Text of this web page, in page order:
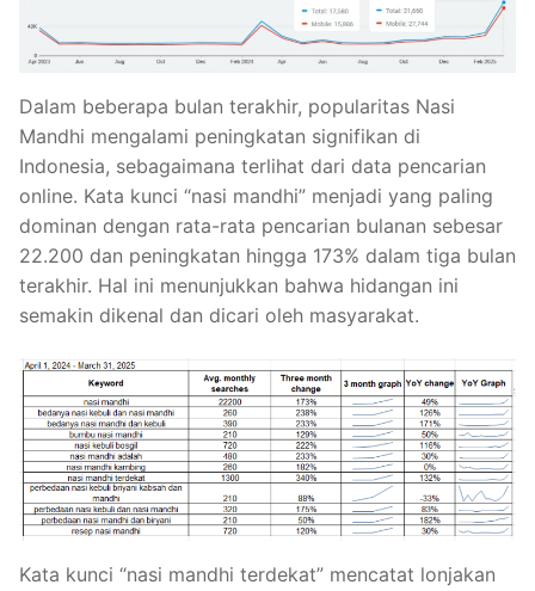
Dalam beberapa bulan terakhir, popularitas Nasi
Mandhi mengalami peningkatan signifikan di
Indonesia, sebagaimana terlihat dari data pencarian
online. Kata kunci “nasi mandhi” menjadi yang paling
dominan dengan rata-rata pencarian bulanan sebesar
22.200 dan peningkatan hingga 173% dalam tiga bulan
terakhir. Hal ini menunjukkan bahwa hidangan ini
semakin dikenal dan dicari oleh masyarakat.
Kata kunci “nasi mandhi terdekat” mencatat lonjakan